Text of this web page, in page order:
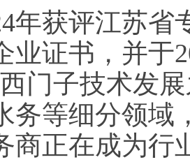
年获评江苏省
业证书，并于
门子技术发
务等细分领域
商正在成为行